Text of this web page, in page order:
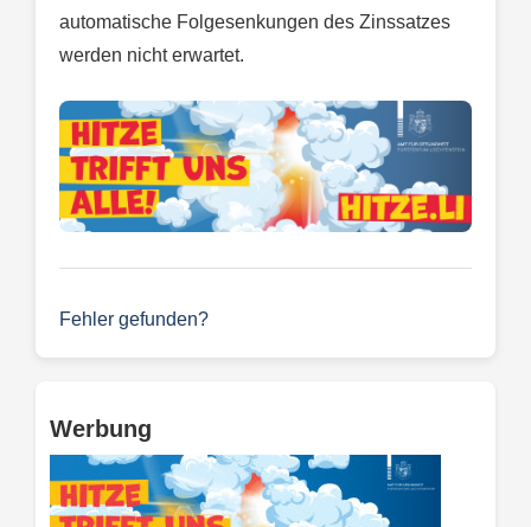
automatische Folgesenkungen des Zinssatzes
werden nicht erwartet.
Fehler gefunden?
Werbung